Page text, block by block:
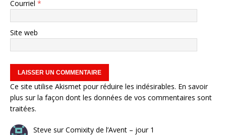
Courriel *
Site web
Ce site utilise Akismet pour réduire les indésirables. En savoir
plus sur la façon dont les données de vos commentaires sont
traitées.
Steve surComixity de l’Avent – jour 1